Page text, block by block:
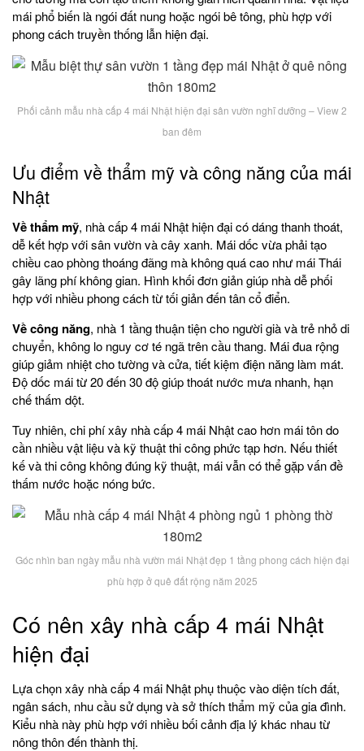
mái phổ biến là ngói đất nung hoặc ngói bê tông, phù hợp với
phong cách truyền thống lẫn hiện đại.
Phối cảnh mẫu nhà cấp 4 mái Nhật hiện đại sân vườn nghĩ dưỡng – View 2
ban đêm
Ưu điểm về thẩm mỹ và công năng của mái
Nhật
Về thẩm mỹ, nhà cấp 4 mái Nhật hiện đại có dáng thanh thoát,
dễ kết hợp với sân vườn và cây xanh. Mái dốc vừa phải tạo
chiều cao phòng thoáng đãng mà không quá cao như mái Thái
gây lãng phí không gian. Hình khối đơn giản giúp nhà dễ phối
hợp với nhiều phong cách từ tối giản đến tân cổ điển.
Về công năng, nhà 1 tầng thuận tiện cho người già và trẻ nhỏ di
chuyển, không lo nguy cơ té ngã trên cầu thang. Mái đua rộng
giúp giảm nhiệt cho tường và cửa, tiết kiệm điện năng làm mát.
Độ dốc mái từ 20 đến 30 độ giúp thoát nước mưa nhanh, hạn
chế thấm dột.
Tuy nhiên, chi phí xây nhà cấp 4 mái Nhật cao hơn mái tôn do
cần nhiều vật liệu và kỹ thuật thi công phức tạp hơn. Nếu thiết
kế và thi công không đúng kỹ thuật, mái vẫn có thể gặp vấn đề
thấm nước hoặc nóng bức.
Góc nhìn ban ngày mẫu nhà vườn mái Nhật đẹp 1 tầng phong cách hiện đại
phù hợp ở quê đất rộng năm 2025
Có nên xây nhà cấp 4 mái Nhật
hiện đại
Lựa chọn xây nhà cấp 4 mái Nhật phụ thuộc vào diện tích đất,
ngân sách, nhu cầu sử dụng và sở thích thẩm mỹ của gia đình.
Kiểu nhà này phù hợp với nhiều bối cảnh địa lý khác nhau từ
nông thôn đến thành thị.